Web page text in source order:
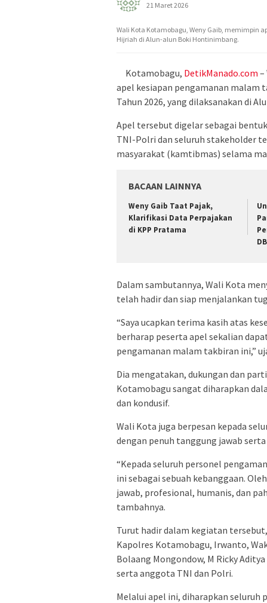
21 Maret 2026
Wali Kota Kotamobagu, Weny Gaib, memimpin
Hijriah di Alun-alun Boki Hontinimbang.
Kotamobagu, DetikManado.com –
apel kesiapan pengamanan malam
Tahun 2026, yang dilaksanakan di
Apel tersebut digelar sebagai
TNI-Polri dan seluruh stakeholder
masyarakat (kamtibmas) selama
BACAAN LAINNYA
Weny Gaib Taat Pajak,
Klarifikasi Data Perpajakan
di KPP Pratama
Dalam sambutannya, Wali Kota
telah hadir dan siap menjalankan
“Saya ucapkan terima kasih atas
berharap peserta apel sekalian
pengamanan malam takbiran ini,”
Dia mengatakan, dukungan dan
Kotamobagu sangat diharapkan
dan kondusif.
Wali Kota juga berpesan kepada
dengan penuh tanggung jawab
“Kepada seluruh personel
ini sebagai sebuah kebanggaan.
jawab, profesional, humanis, dan
tambahnya.
Turut hadir dalam kegiatan
Kapolres Kotamobagu, Irwanto,
Bolaang Mongondow, M Ricky
serta anggota TNI dan Polri.
Melalui apel ini, diharapkan seluruh